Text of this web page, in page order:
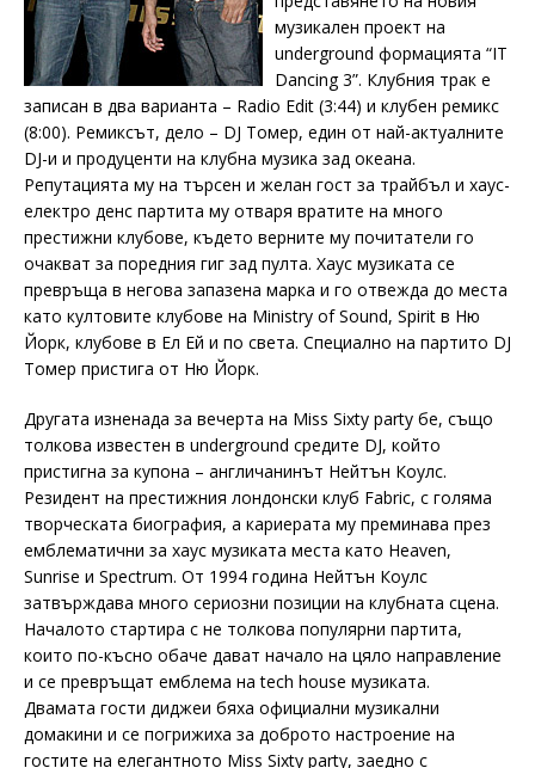
музикален проект на
underground формацията “IT
Dancing 3”. Клубния трак е
записан в два варианта – Radio Edit (3:44) и клубен ремикс
(8:00). Ремиксът, дело – DJ Томер, един от най-актуалните
DJ-и и продуценти на клубна музика зад океана.
Репутацията му на търсен и желан гост за трайбъл и хаус-
електро денс партита му отваря вратите на много
престижни клубове, където верните му почитатели го
очакват за поредния гиг зад пулта. Хаус музиката се
превръща в негова запазена марка и го отвежда до места
като култовите клубове на Ministry of Sound, Spirit в Ню
Йорк, клубове в Ел Ей и по света. Специално на партито DJ
Tомер пристига от Ню Йорк.
Другата изненада за вечерта на Miss Sixty party бе, също
толкова известен в underground средите DJ, който
пристигна за купона – англичанинът Нейтън Коулс.
Резидент на престижния лондонски клуб Fabric, с голяма
творческата биография, а кариерата му преминава през
емблематични за хаус музиката места като Heaven,
Sunrise и Spectrum. От 1994 година Нейтън Коулс
затвърждава много сериозни позиции на клубната сцена.
Началото стартира с не толкова популярни партита,
които по-късно обаче дават начало на цяло направление
и се превръщат емблема на tech house музиката.
Двамата гости диджеи бяха официални музикални
домакини и се погрижиха за доброто настроение на
гостите на елегантното Miss Sixty party, заедно с